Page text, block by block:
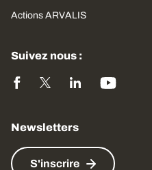
Actions ARVALIS
Suivez nous :
Newsletters
S'inscrire